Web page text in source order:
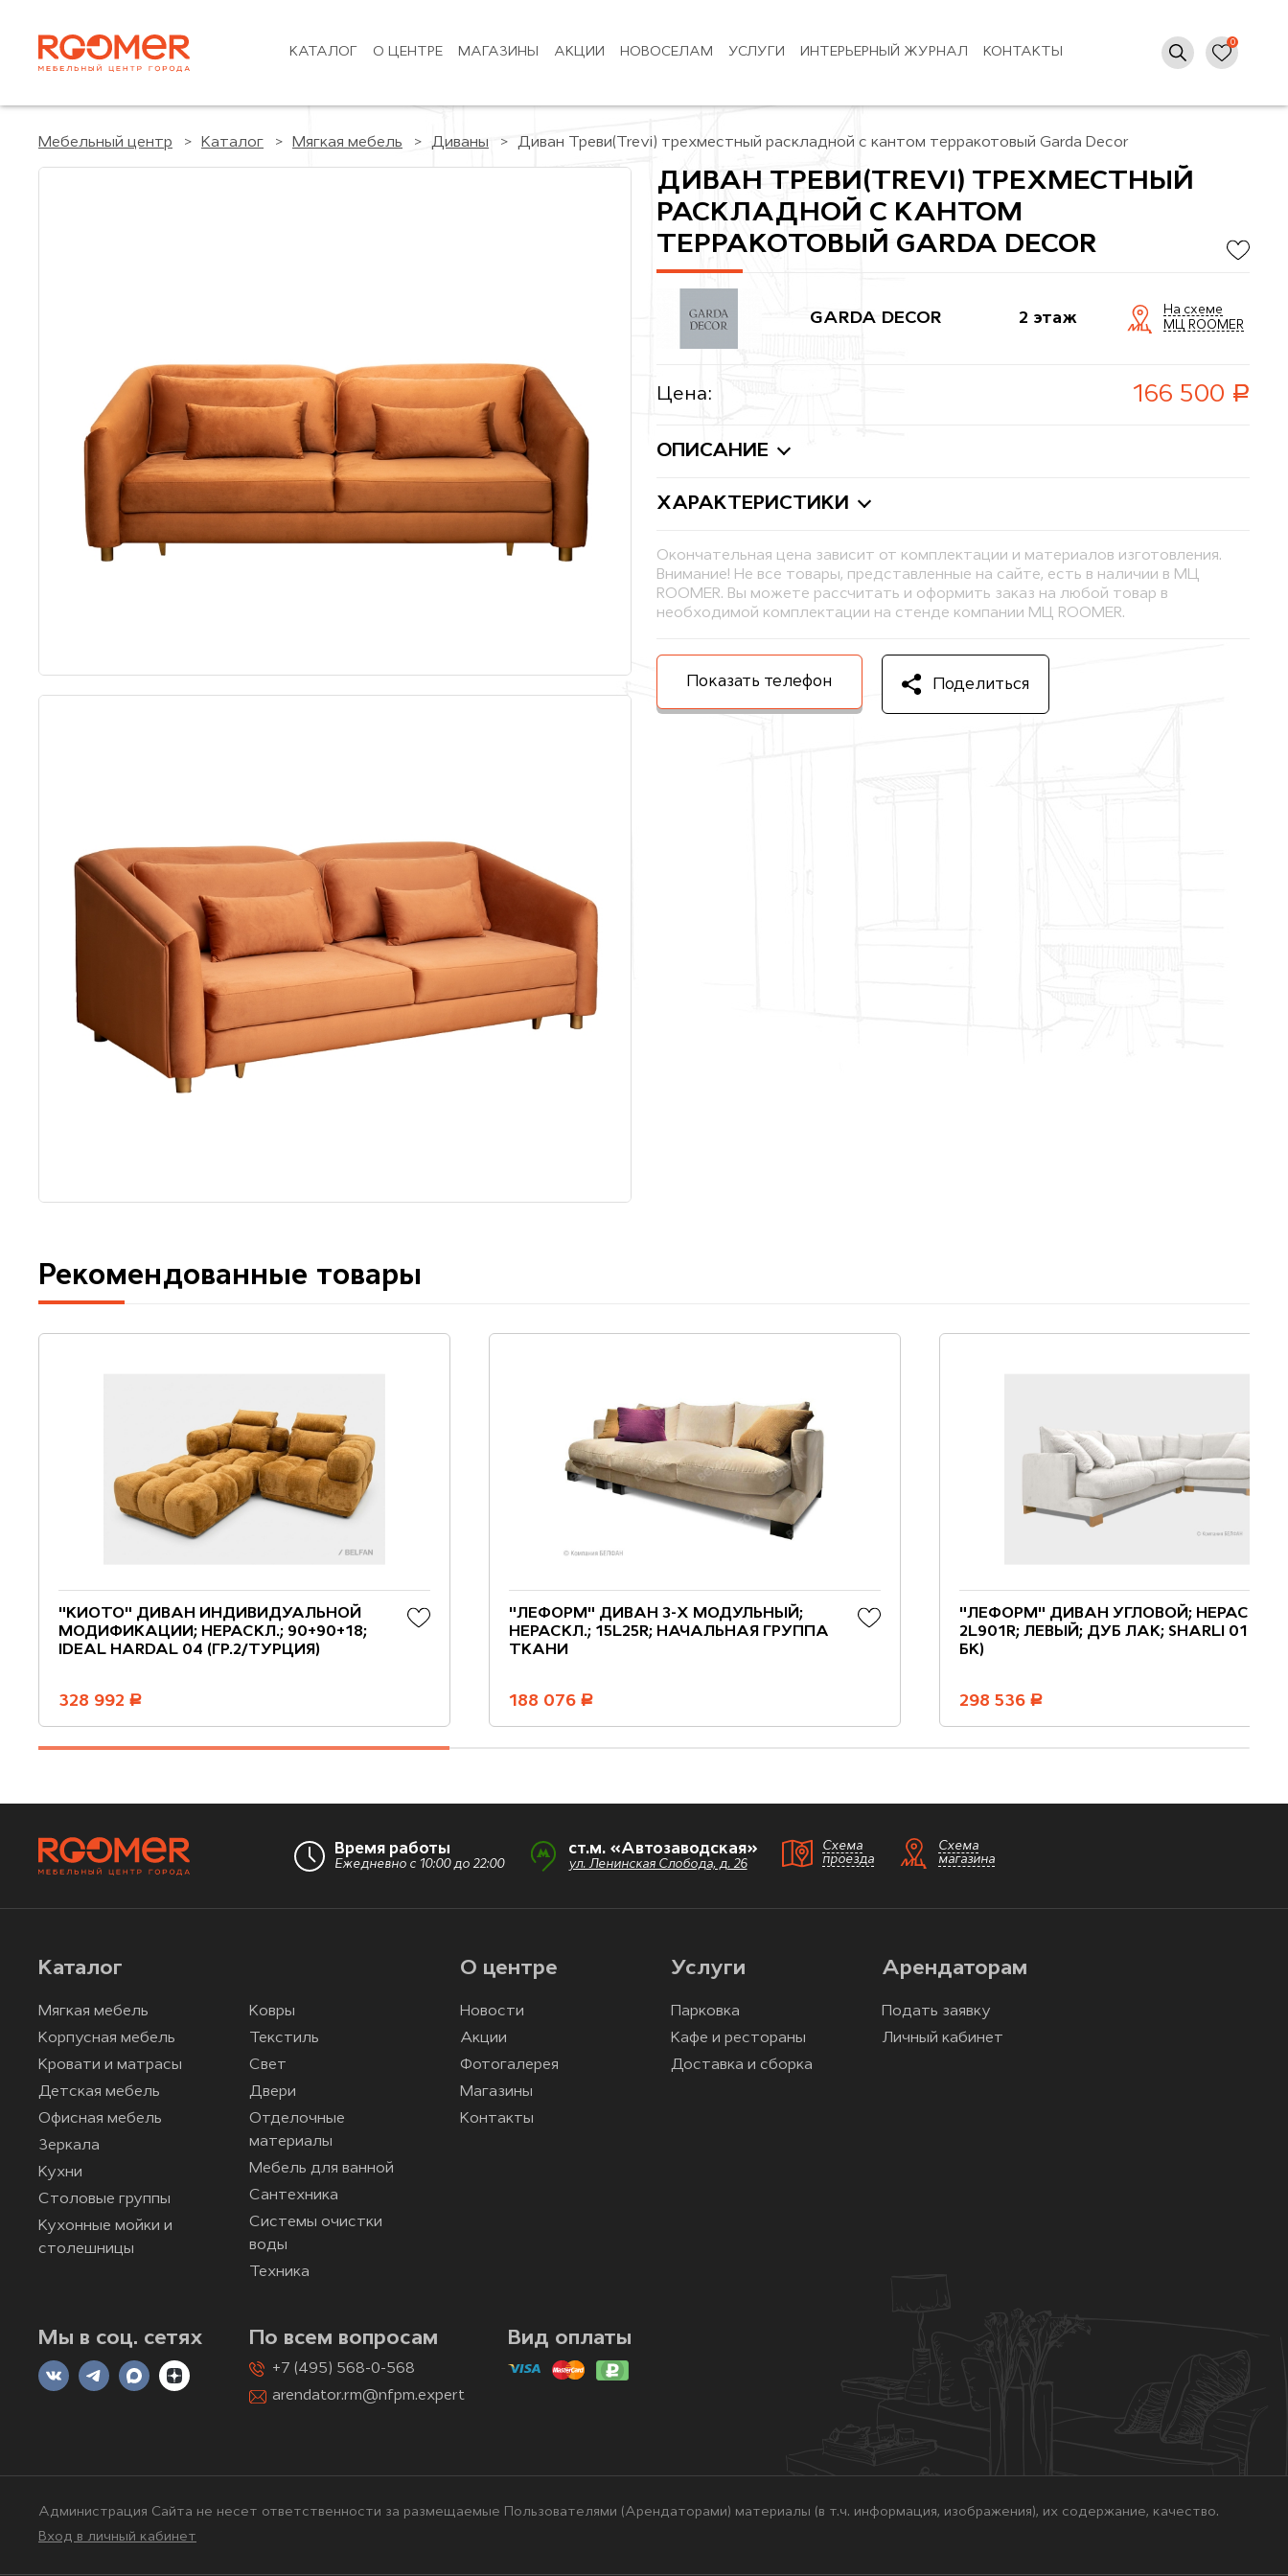
КАТАЛОГ О ЦЕНТРЕ МАГАЗИНЫ АКЦИИ НОВОСЕЛАМ УСЛУГИ ИНТЕРЬЕРНЫЙ ЖУРНАЛ КОНТАКТЫ
Мебельный центр Каталог Мягкая мебель Диваны Диван Треви(Trevi) трехместный раскладной с кантом терракотовый Garda Decor
ДИВАН ТРЕВИ(TREVI) ТРЕХМЕСТНЫЙ
РАСКЛАДНОЙ С КАНТОМ
ТЕРРАКОТОВЫЙ GARDA DECOR
GARDA DECOR 2 этаж
На схеме
МЦ ROOMER
Цена: 166 500 руб.
ОПИСАНИЕ
ХАРАКТЕРИСТИКИ
Окончательная цена зависит от комплектации и материалов изготовления.
Внимание! Не все товары, представленные на сайте, есть в наличии в МЦ
ROOMER. Вы можете рассчитать и оформить заказ на любой товар в
необходимой комплектации на стенде компании МЦ ROOMER.
Показать телефон Поделиться
Рекомендованные товары
"КИОТО" ДИВАН ИНДИВИДУАЛЬНОЙ
МОДИФИКАЦИИ; НЕРАСКЛ.; 90+90+18;
IDEAL HARDAL 04 (ГР.2/ТУРЦИЯ)
328 992 руб.
"ЛЕФОРМ" ДИВАН 3-Х МОДУЛЬНЫЙ;
НЕРАСКЛ.; 15L25R; НАЧАЛЬНАЯ ГРУППА
ТКАНИ
188 076 руб.
"ЛЕФОРМ" ДИВАН УГЛОВОЙ; НЕРАСКЛ.;
2L901R; ЛЕВЫЙ; ДУБ ЛАК; SHARLI 01
БК)
298 536 руб.
Время работы
Ежедневно с 10:00 до 22:00
ст.м. «Автозаводская»
ул. Ленинская Слобода, д. 26
Схема
проезда
Схема
магазина
Каталог
Мягкая мебель
Корпусная мебель
Кровати и матрасы
Детская мебель
Офисная мебель
Зеркала
Кухни
Столовые группы
Кухонные мойки и
столешницы
Ковры
Текстиль
Свет
Двери
Отделочные
материалы
Мебель для ванной
Сантехника
Системы очистки
воды
Техника
О центре
Новости
Акции
Фотогалерея
Магазины
Контакты
Услуги
Парковка
Кафе и рестораны
Доставка и сборка
Арендаторам
Подать заявку
Личный кабинет
Мы в соц. сетях По всем вопросам
+7 (495) 568-0-568
arendator.rm@nfpm.expert
Вид оплаты
Администрация Сайта не несет ответственности за размещаемые Пользователями (Арендаторами) материалы (в т.ч. информация, изображения), их содержание, качество.
Вход в личный кабинет